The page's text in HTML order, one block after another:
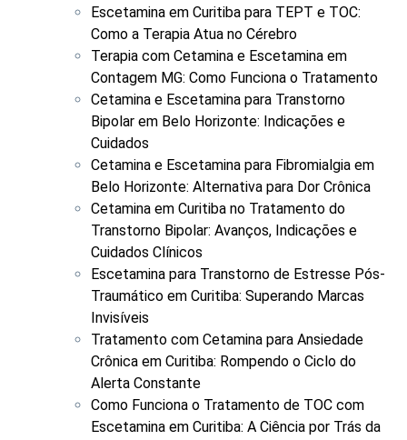
Escetamina em Curitiba para TEPT e TOC:
Como a Terapia Atua no Cérebro
Terapia com Cetamina e Escetamina em
Contagem MG: Como Funciona o Tratamento
Cetamina e Escetamina para Transtorno
Bipolar em Belo Horizonte: Indicações e
Cuidados
Cetamina e Escetamina para Fibromialgia em
Belo Horizonte: Alternativa para Dor Crônica
Cetamina em Curitiba no Tratamento do
Transtorno Bipolar: Avanços, Indicações e
Cuidados Clínicos
Escetamina para Transtorno de Estresse Pós-
Traumático em Curitiba: Superando Marcas
Invisíveis
Tratamento com Cetamina para Ansiedade
Crônica em Curitiba: Rompendo o Ciclo do
Alerta Constante
Como Funciona o Tratamento de TOC com
Escetamina em Curitiba: A Ciência por Trás da